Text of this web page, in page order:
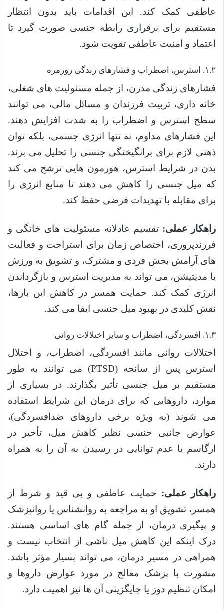
عاطفی کمک کند. این اقدامات باید بدون انتظار
مستقیم برای برقراری رابطه جنسی صورت گیرد تا
اعتماد و امنیت عاطفی تقویت شود.
۱.۲. استرس، اضطراب و فشارهای زندگی روزمره
فشارهای زندگی مدرن، از جمله مسئولیت های شغلی،
خانه داری، تربیت فرزندان و مسائل مالی، می توانند
سطح استرس و اضطراب را به شدت افزایش دهند.
این فشارهای مداوم، نه تنها انرژی جسمی، بلکه توان
ذهنی لازم برای برانگیختگی جنسی را تحلیل می برند.
بدن در شرایط استرس، هورمون هایی ترشح می کند
که میل جنسی را کاهش می دهند تا منابع انرژی را
برای مقابله با تهدیدات فرضی حفظ کند.
راهکار عملی: تقسیم عادلانه مسئولیت های خانگی و
فرزندپروری، اختصاص زمان برای استراحت و فعالیت
های آرامش بخش فردی و مشترک، و تشویق به ورزش
یا مدیتیشن، می تواند به مدیریت استرس و بازگرداندن
انرژی کمک کند. حمایت همسر در کاهش این بارها،
نقش کلیدی در بهبود میل جنسی ایفا می کند.
۱.۳. افسردگی، اضطراب و سایر اختلالات روانی
اختلالات روانی مانند افسردگی، اضطراب، و اختلال
استرس پس از سانحه (PTSD) می توانند به طور
مستقیم بر میل جنسی تأثیر بگذارند. در بسیاری از
موارد، داروهایی که برای درمان این شرایط استفاده
می شوند (به ویژه برخی داروهای ضدافسردگی)،
عوارض جانبی جنسی نظیر کاهش میل، تأخیر در
ارگاسم یا عدم توانایی در رسیدن به آن را به همراه
دارند.
راهکار عملی: حمایت عاطفی و بی قید و شرط از
همسر، تشویق او به مراجعه به روانشناس یا روانپزشک
و پیگیری درمان، از جمله گام های اساسی هستند.
درک اینکه این کاهش میل ناشی از انتخاب نیست و
همراهی در مسیر درمان، می تواند بسیار مؤثر باشد.
مشورت با پزشک معالج در مورد عوارض داروها و
امکان تنظیم دوز یا جایگزینی آن ها نیز اهمیت دارد.